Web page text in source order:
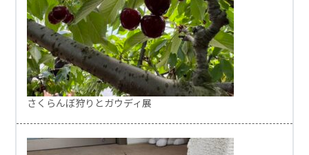
さくらんぼ狩りとガウディ展